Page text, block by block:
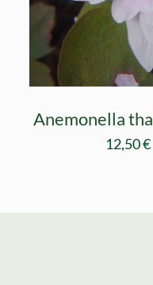
Anemonella
12,50€